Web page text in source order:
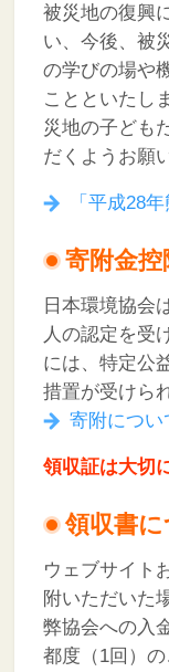
被災地の復興
い、今後、被
の学びの場や
ことといたし
災地の子ども
だくようお願
「平成28
寄附金
日本環境協会
人の認定を受
には、特定公
措置が受けら
寄附につい
領収証は大切
領収書
ウェブサイト
附いただいた
弊協会への入
都度（1回）